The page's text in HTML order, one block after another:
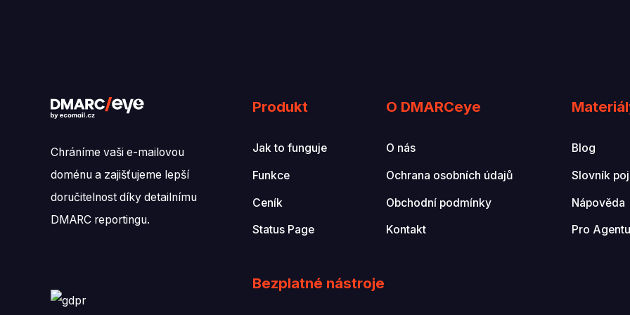
Chráníme vaši e-mailovou
doménu a zajišťujeme lepší
doručitelnost díky detailnímu
DMARC reportingu.
Produkt
Jak to funguje
Funkce
Ceník
Status Page
O DMARCeye
O nás
Ochrana osobních údajů
Obchodní podmínky
Kontakt
Blog
Slovník
Nápověda
Pro
Bezplatné nástroje